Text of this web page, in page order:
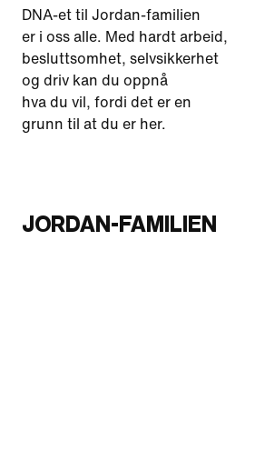
DNA-et til Jordan-familien
er i oss alle. Med hardt arbeid,
besluttsomhet, selvsikkerhet
og driv kan du oppnå
hva du vil, fordi det er en
grunn til at du er her.
JORDAN-FAMILIEN